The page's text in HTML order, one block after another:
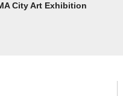
City Art Exhibition